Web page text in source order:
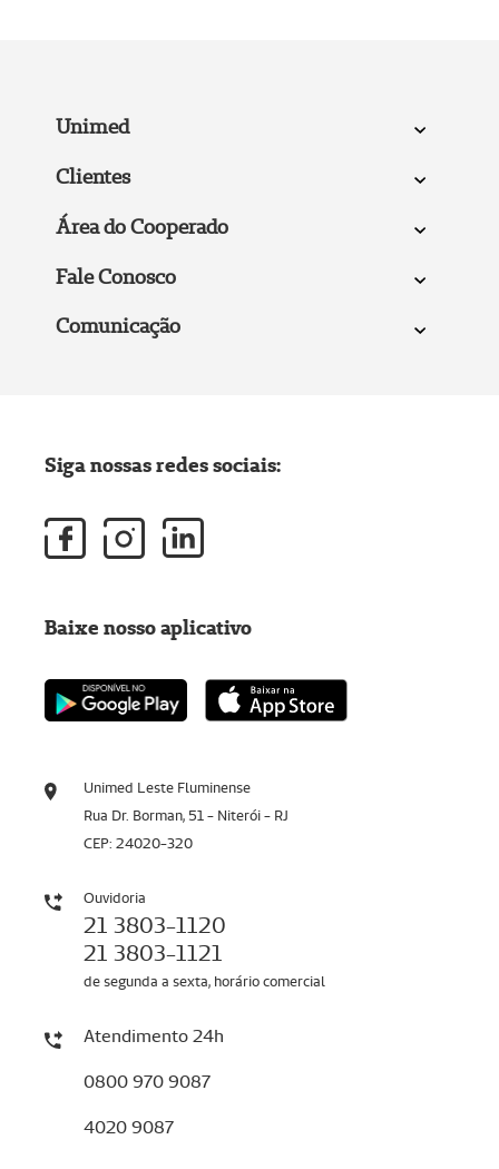
Unimed
Clientes
Área do Cooperado
Fale Conosco
Comunicação
Unimed Leste Fluminense
Rua Dr. Borman, 51 - Niterói - RJ
CEP: 24020-320
Ouvidoria
21 3803-1120
21 3803-1121
de segunda a sexta, horário comercial
Atendimento 24h
0800 970 9087
4020 9087
Siga nossas redes sociais:
Baixe nosso aplicativo